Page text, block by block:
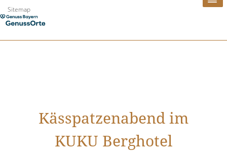
Zum
Inhalt
Sitemap
Kässpatzenabend im
KUKU Berghotel